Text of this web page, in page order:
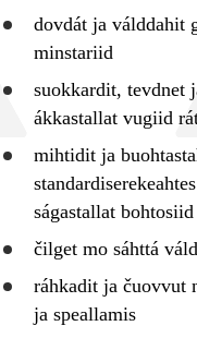
dovdát ja válddahit
minstariid
suokkardit, tevdnet
ákkastallat vugiid
mihtidit ja
ságastallat
čilget mo sáhttá
ráhkadit ja čuovvut
ja speallamis